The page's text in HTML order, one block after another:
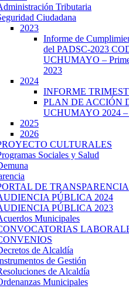
Tributaria
Ciudadana
2023
Informe de
del PADSC-2023
UCHUMAYO –
2023
2024
INFORME
PLAN DE ACCIÓN
UCHUMAYO 2024 –
2025
2026
CULTURALES
Sociales y Salud
DE TRANSPARENCIA
PÚBLICA 2024
PÚBLICA 2023
Municipales
de Alcaldía
de Gestión
de Alcaldía
Municipales